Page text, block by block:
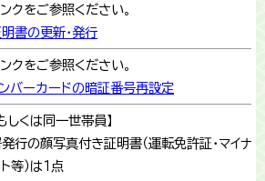
ンクをご参照ください。
書の更新・発行
ンクをご参照ください。
バーカードの暗証番号再設定
しくは同一世帯員】
行の顔写真付き証明書（運転免許証・マイナ
等）は１点